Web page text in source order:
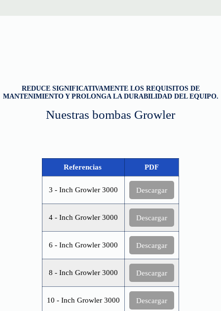
REDUCE SIGNIFICATIVAMENTE LOS REQUISITOS DE
MANTENIMIENTO Y PROLONGA LA DURABILIDAD DEL EQUIPO.
Nuestras bombas Growler
Referencias PDF
3 - Inch Growler 3000 Descargar
4 - Inch Growler 3000 Descargar
6 - Inch Growler 3000 Descargar
8 - Inch Growler 3000 Descargar
10 - Inch Growler 3000 Descargar